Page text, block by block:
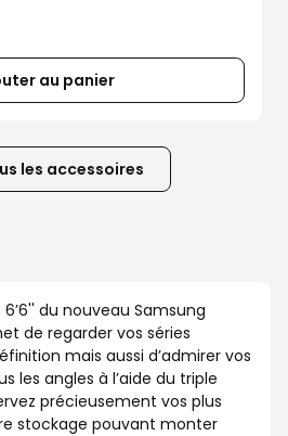
au panier
les accessoires
du nouveau Samsung
de regarder vos séries
mais aussi d’admirer vos
les angles à l’aide du triple
précieusement vos plus
stockage pouvant monter